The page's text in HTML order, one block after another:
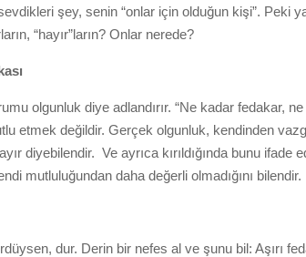
şey, senin “onlar için olduğun kişi”. Peki
“hayır”ların? Onlar nerede?
olgunluk diye adlandırır. “Ne kadar fedakar,
etmek değildir. Gerçek olgunluk, kendinden
diyebilendir. Ve ayrıca kırıldığında bunu ifade
mutluluğundan daha değerli olmadığını bilendir.
dur. Derin bir nefes al ve şunu bil: Aşırı